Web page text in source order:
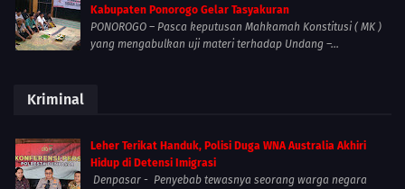
Kabupaten Ponorogo Gelar Tasyakuran
PONOROGO – Pasca keputusan Mahkamah Konstitusi ( MK )
yang mengabulkan uji materi terhadap Undang –...
Kriminal
Leher Terikat Handuk, Polisi Duga WNA Australia Akhiri
Hidup di Detensi Imigrasi
Denpasar - Penyebab tewasnya seorang warga negara